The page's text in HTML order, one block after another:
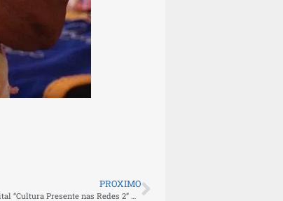
PROXIMO
Abertas as inscrições para o Edital “Cultura Presente nas Redes 2” da Secretaria de Estado de Cultura